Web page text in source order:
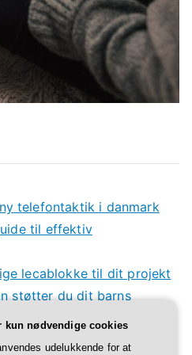
telefontaktik i danmark
til effektiv
lecablokke til dit projekt
støtter du dit barns
har børn godt af
kun nødvendige cookies
udelukkende for at